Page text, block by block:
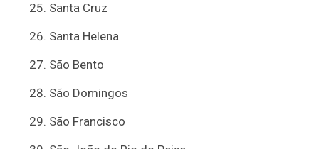
Santa Cruz
Santa Helena
São Bento
São Domingos
São Francisco